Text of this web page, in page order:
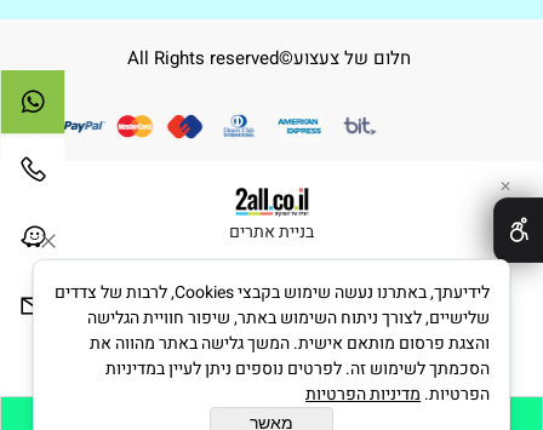
חלום של צעצוע©All Rights reserved
בניית אתרים
✕
לידיעתך, באתרנו נעשה שימוש בקבצי Cookies, לרבות של צדדים
שלישיים, לצורך ניתוח השימוש באתר, שיפור חוויית הגלישה
והצגת פרסום מותאם אישית. המשך גלישה באתר מהווה את
הסכמתך לשימוש זה. לפרטים נוספים ניתן לעיין במדיניות
הפרטיות. מדיניות הפרטיות
מאשר